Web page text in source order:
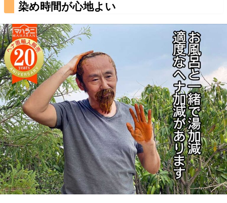
染め時間が心地よい